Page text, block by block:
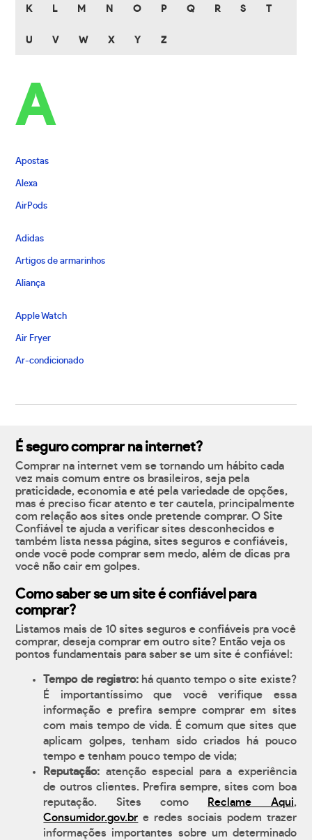
K L M N O P Q R S T
U V W X Y Z
A
Apostas
Alexa
AirPods
Adidas
Artigos de armarinhos
Aliança
Apple Watch
Air Fryer
Ar-condicionado
É seguro comprar na internet?
Comprar na internet vem se tornando um hábito cada
vez mais comum entre os brasileiros, seja pela
praticidade, economia e até pela variedade de opções,
mas é preciso ficar atento e ter cautela, principalmente
com relação aos sites onde pretende comprar. O Site
Confiável te ajuda a verificar sites desconhecidos e
também lista nessa página, sites seguros e confiáveis,
onde você pode comprar sem medo, além de dicas pra
você não cair em golpes.
Como saber se um site é confiável para
comprar?
Listamos mais de 10 sites seguros e confiáveis pra você
comprar, deseja comprar em outro site? Então veja os
pontos fundamentais para saber se um site é confiável:
Tempo de registro:há quanto tempo o site existe?
É importantíssimo que você verifique essa
informação e prefira sempre comprar em sites
com mais tempo de vida. É comum que sites que
aplicam golpes, tenham sido criados há pouco
tempo e tenham pouco tempo de vida;
Reputação: atenção especial para a experiência
de outros clientes. Prefira sempre, sites com boa
reputação. Sites como
Reclame Aqui,
Consumidor.gov.br e redes sociais podem trazer
informações importantes sobre um determinado